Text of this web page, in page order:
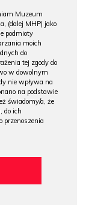
Muzeum
(dalej MHP) jako
podmioty
moich
do
tej zgody do
w dowolnym
nie wpływa na
na podstawie
świadomy/a, że
do ich
przenoszenia